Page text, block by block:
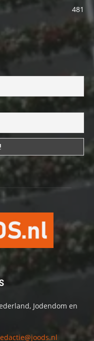
481
Jodendom en